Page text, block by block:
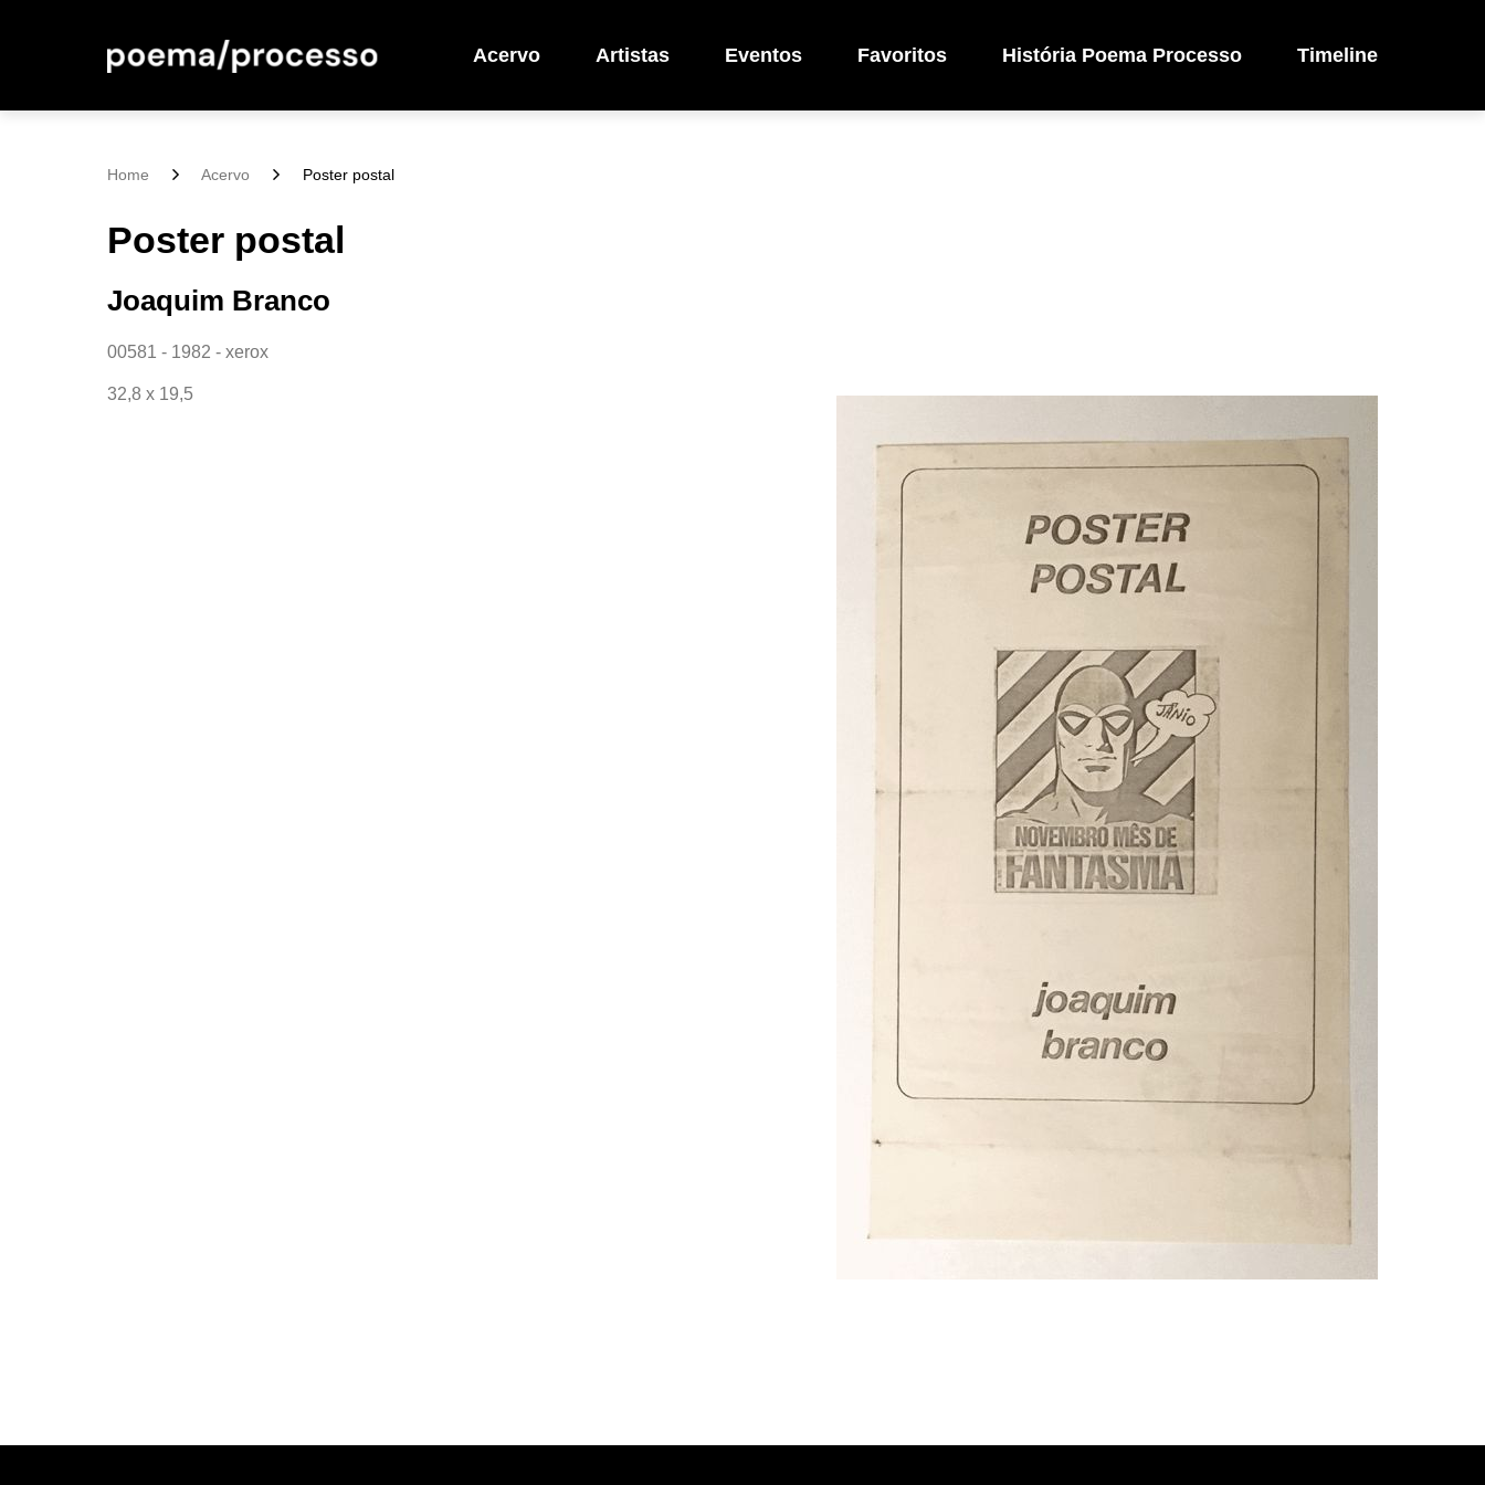
Acervo Artistas Eventos Favoritos História Poema Processo Timeline
Home Acervo Poster postal
Poster postal
Joaquim Branco
00581 - 1982 - xerox
32,8 x 19,5